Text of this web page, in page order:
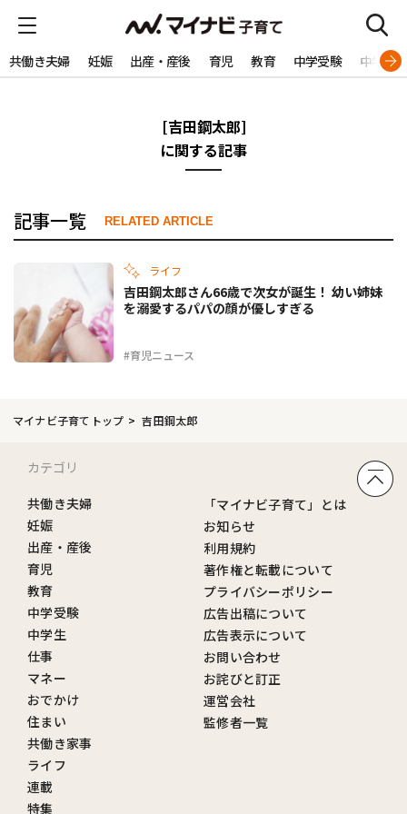
共働き夫婦 妊娠 出産・産後 育児 教育 中学受験 中学生
[吉田鋼太郎]
に関する記事
記事一覧 RELATED ARTICLE
ライフ
#育児ニュース
吉田鋼太郎さん66歳で次女が誕生！ 幼い姉妹
を溺愛するパパの顔が優しすぎる
マイナビ子育てトップ 吉田鋼太郎
カテゴリ
共働き夫婦
妊娠
出産・産後
育児
教育
中学受験
中学生
仕事
マネー
おでかけ
住まい
共働き家事
ライフ
連載
特集
「マイナビ子育て」とは
お知らせ
利用規約
著作権と転載について
プライバシーポリシー
広告出稿について
広告表示について
お問い合わせ
お詫びと訂正
運営会社
監修者一覧